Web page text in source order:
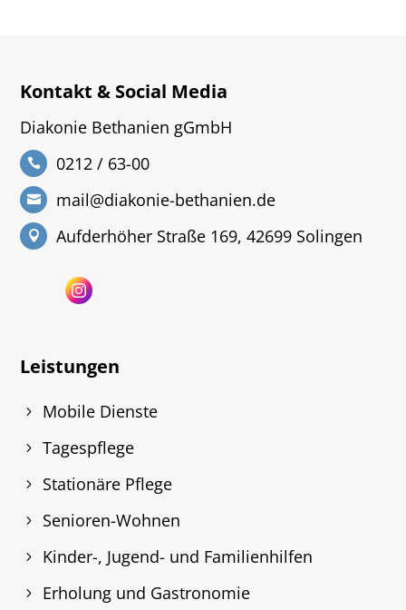
Kontakt & Social Media
Diakonie Bethanien gGmbH
0212 / 63-00
mail@diakonie-bethanien.de
Aufderhöher Straße 169, 42699 Solingen
Leistungen
Mobile Dienste
Tagespflege
Stationäre Pflege
Senioren-Wohnen
Kinder-, Jugend- und Familienhilfen
Erholung und Gastronomie